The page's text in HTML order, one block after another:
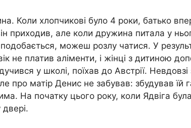
Коли хлопчикові було 4 роки, батько
приходив, але коли дружина питала у
можеш розлу чатися. У
не платив аліменти, і жінці з дитиною
у школі, поїхав до Австрії.
про матір Денис не забував: збудував їй
На початку цього року, коли Ядвіга